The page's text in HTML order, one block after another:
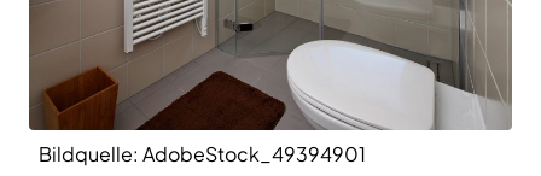
Bildquelle: AdobeStock_49394901